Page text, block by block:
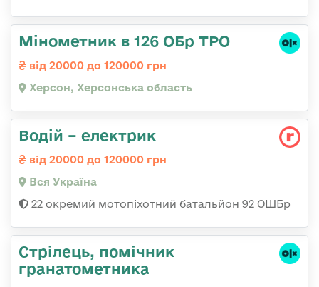
Мінометник в 126 ОБр ТРО
від 20000 до 120000 грн
Херсон, Херсонська область
Водій – електрик
від 20000 до 120000 грн
Вся Україна
22 окремий мотопіхотний батальйон 92 ОШБр
Стрілець, помічник
гранатометника